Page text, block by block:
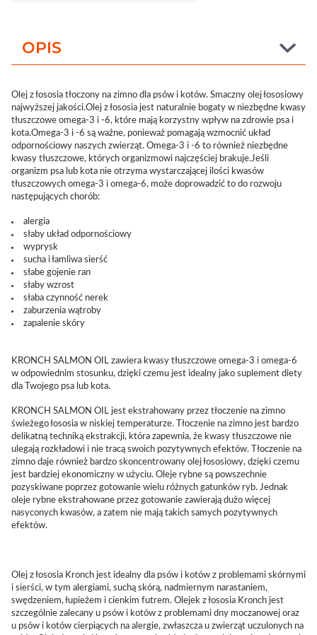
OPIS
Olej z łososia tłoczony na zimno dla psów i kotów. Smaczny olej łososiowy
najwyższej jakości.Olej z łososia jest naturalnie bogaty w niezbędne kwasy
tłuszczowe omega-3 i -6, które mają korzystny wpływ na zdrowie psa i
kota.Omega-3 i -6 są ważne, ponieważ pomagają wzmocnić układ
odpornościowy naszych zwierząt. Omega-3 i -6 to również niezbędne
kwasy tłuszczowe, których organizmowi najczęściej brakuje.Jeśli
organizm psa lub kota nie otrzyma wystarczającej ilości kwasów
tłuszczowych omega-3 i omega-6, może doprowadzić to do rozwoju
następujących chorób:
alergia
słaby układ odpornościowy
wyprysk
sucha i łamliwa sierść
słabe gojenie ran
słaby wzrost
słaba czynność nerek
zaburzenia wątroby
zapalenie skóry
KRONCH SALMON OIL zawiera kwasy tłuszczowe omega-3 i omega-6
w odpowiednim stosunku, dzięki czemu jest idealny jako suplement diety
dla Twojego psa lub kota.
KRONCH SALMON OIL jest ekstrahowany przez tłoczenie na zimno
świeżego łososia w niskiej temperaturze. Tłoczenie na zimno jest bardzo
delikatną techniką ekstrakcji, która zapewnia, że kwasy tłuszczowe nie
ulegają rozkładowi i nie tracą swoich pozytywnych efektów. Tłoczenie na
zimno daje również bardzo skoncentrowany olej łososiowy, dzięki czemu
jest bardziej ekonomiczny w użyciu. Oleje rybne są powszechnie
pozyskiwane poprzez gotowanie wielu różnych gatunków ryb. Jednak
oleje rybne ekstrahowane przez gotowanie zawierają dużo więcej
nasyconych kwasów, a zatem nie mają takich samych pozytywnych
efektów.
Olej z łososia Kronch jest idealny dla psów i kotów z problemami skórnymi
i sierści, w tym alergiami, suchą skórą, nadmiernym narastaniem,
swędzeniem, łupieżem i cienkim futrem. Olejek z łososia Kronch jest
szczególnie zalecany u psów i kotów z problemami dny moczanowej oraz
u psów i kotów cierpiących na alergie, zwłaszcza u zwierząt uczulonych na